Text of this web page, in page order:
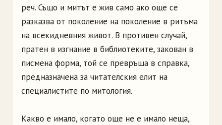
реч. Също и митът е жив само ако още се
разказва от поколение на поколение в ритъма
на всекидневния живот. В противен случай,
пратен в изгнание в библиотеките, закован в
писмена форма, той се превръща в справка,
предназначена за читателския елит на
специалистите по митология.
Какво е имало, когато още не е имало неща,